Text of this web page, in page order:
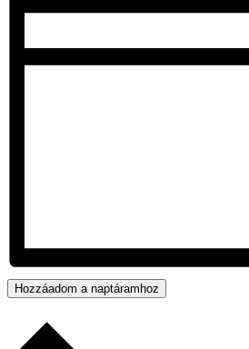
Hozzáadom a naptáramhoz